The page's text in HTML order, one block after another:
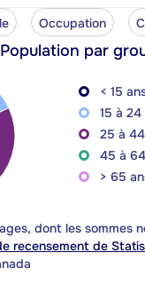
Occupation
Population par
< 15
15 à 24
25 à
45 à
> 65
dont les sommes
recensement de